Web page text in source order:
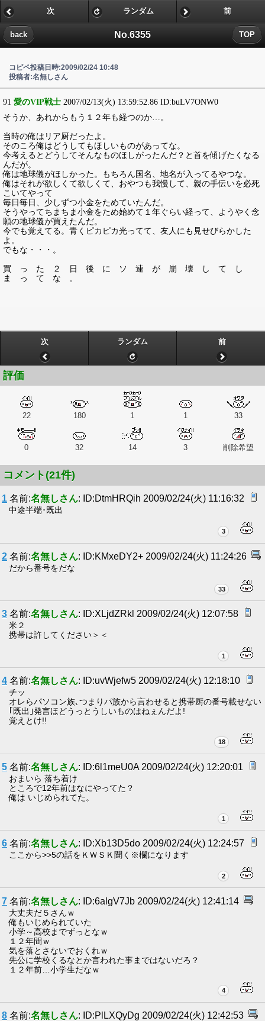
No.6355
back TOP
次 ランダム 前
コピペ投稿日時:2009/02/24 10:48
投稿者:名無しさん
91 愛のVIP戦士 2007/02/13(火) 13:59:52.86 ID:buLV7ONW0
そうか、あれからもう１２年も経つのか…。
当時の俺はリア厨だったよ。
そのころ俺はどうしてもほしいものがあってな。
今考えるとどうしてそんなものほしがったんだ？と首を傾げたくなる
んだが。
俺は地球儀がほしかった。もちろん国名、地名が入ってるやつな。
俺はそれが欲しくて欲しくて、おやつも我慢して、親の手伝いを必死
こいてやって
毎日毎日、少しずつ小金をためていたんだ。
そうやってちまちま小金をため始めて１年ぐらい経って、ようやく念
願の地球儀が買えたんだ。
今でも覚えてる。青くピカピカ光ってて、友人にも見せびらかした
よ。
でもな・・・。
買 っ た ２ 日 後 に ソ 連 が 崩 壊 し て し
ま っ て な 。
次 ランダム 前
評価
22 180 1 1 33
0 32 14 3 削除希望
コメント(21件)
1 名前:名無しさん: ID:DtmHRQih 2009/02/24(火) 11:16:32
中途半端･既出
3
2 名前:名無しさん: ID:KMxeDY2+ 2009/02/24(火) 11:24:26
だから番号をだな
33
3 名前:名無しさん: ID:XLjdZRkl 2009/02/24(火) 12:07:58
米２
携帯は許してください＞＜
1
4 名前:名無しさん: ID:uvWjefw5 2009/02/24(火) 12:18:10
チッ
オレらパソコン族､つまりパ族から言わせると携帯厨の番号載せない
｢既出｣発言ほどうっとうしいものはねぇんだよ!
覚えとけ!!
18
5 名前:名無しさん: ID:6l1meU0A 2009/02/24(火) 12:20:01
おまいら 落ち着け
ところで12年前はなにやってた？
俺は いじめられてた。
1
6 名前:名無しさん: ID:Xb13D5do 2009/02/24(火) 12:24:57
ここから>>5の話をＫＷＳＫ聞く※欄になります
2
7 名前:名無しさん: ID:6algV7Jb 2009/02/24(火) 12:41:14
大丈夫だ５さんｗ
俺もいじめられていた
小学～高校までずっとなｗ
１２年間ｗ
気を落とさないでおくれｗ
先公に学校くるなとか言われた事まではないだろ？
１２年前…小学生だなｗ
4
8 名前:名無しさん: ID:PlLXQyDg 2009/02/24(火) 12:42:53